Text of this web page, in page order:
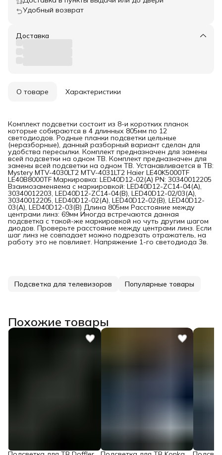
Удобный возврат
Доставка
О товаре Характеристики
Комплект подсветки состоит из 8-и коротких планок
которые собираются в 4 длинных 805мм по 12
светодиодов. Родные планки подсветки цельные
(неразборные), данный разборный вариант сделан для
удобства пересылки. Комплект предназначен для замены
всей подсветки на одном ТВ. Комплект предназначен для
замены всей подсветки на одном ТВ. Устанавливается в ТВ:
Mystery MTV-4030LT2 MTV-4031LT2 Haier LE40K5000TF
LE40B8000TF Маркировка: LED40D12-02(A) PN: 30340012205
Взаимозаменяема с маркировкой: LED40D12-ZC14-04(A),
30340012203, LED40D12-ZC14-04(B), LED40D12-02/03(A),
30340012205, LED40D12-02(A), LED40D12-02(B), LED40D12-
03(A), LED40D12-03(B) Длина 805мм Расстояние между
центрами линз: 69мм Иногда встречаются данная
подсветка с такой-же маркировкой но чуть другим шагом
диодов. Проверьте расстояние между центрами линз. Если
шаг линз не совпадает можно подрезать отражатель, на
работу это не повлияет. Напряжение 1-го светодиода 3в.
Подсветка для телевизоров Популярные товары
Похожие товары